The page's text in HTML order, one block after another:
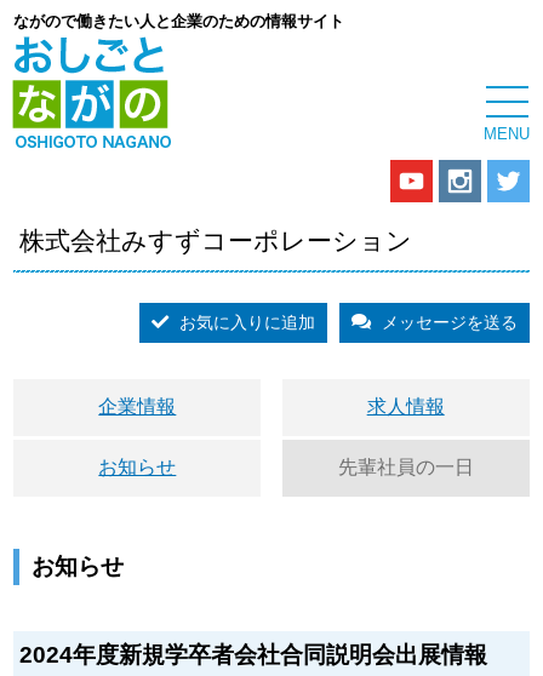
ながので働きたい人と企業のための情報サイト
株式会社みすずコーポレーション
お気に入りに追加 メッセージを送る
企業情報 求人情報
お知らせ 先輩社員の一日
お知らせ
2024年度新規学卒者会社合同説明会出展情報